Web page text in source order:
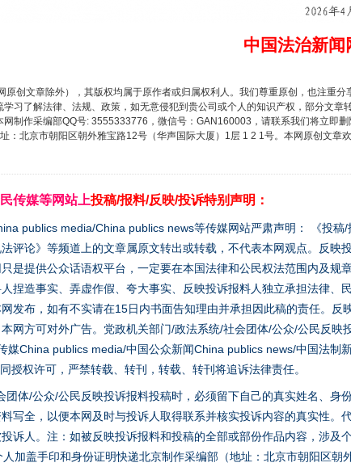
中国法治新闻
原创文章除外），其版权均属于原作者或归属权利人。我们尊重原创，也注重
习了解法律、法规、政策，如无意侵犯到贵公司或个人的知识产权，部分文章
制作采编部QQ号: 3555333776，微信号：GAN160003，请联系我们将立即
北京市朝阳区朝外雅宝路12号（华声国际大厦）1层 1 2 1号。本网原创文章
传媒等网站上投稿/报料/反映/投诉特别声明：
publics media/China publics news等传媒网站严肃声明： 《投稿/
评论》等频道上的文章属原文转出或转载，不代表本网观点。反映
是提供公众话语权平台，一定要在本国法律和公民权法范围内及规
捏造事实、弄虚作假、夸大事实、反映投诉报料人独立承担法律、
发布，如有不实请在15日内书面告知理由并承担因此稿的责任。反
网方可对外广告。党政机关部门/政法系统/社会团体/公众/公民反映
媒China publics media/中国公众新闻China publics news/中国法制
权许可，严禁转载、转刊，转载、转刊将追诉法律责任。
体/公众/公民反映投诉报料投稿时，必须留下自己的真实姓名、身
写全，以便本网及时与投诉人取得联系并核实投诉内容的真实性。
诉人。注：如被反映投诉报料和投稿的全部或部份作品内容，涉及
加盖手印和身份证明快递北京制作采编部（地址：北京市朝阳区朝
今年投资意愿榜揭晓 新中国诞